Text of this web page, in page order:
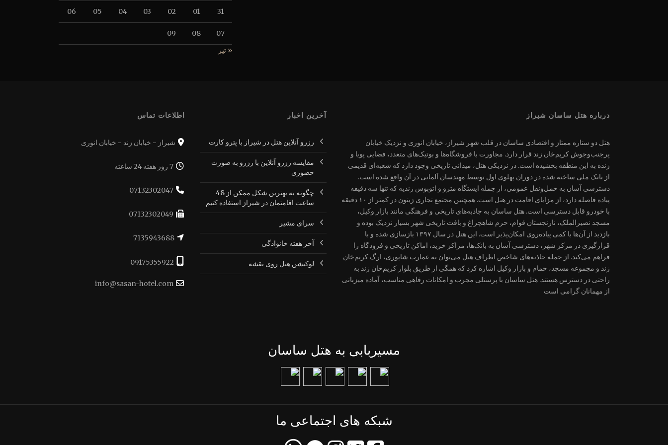
31
01
02
03
04
05
06
07
08
09
« تیر
اطلاعات تماس
شیراز - خیابان زند - خیابان انوری
آخرین اخبار
رزرو آنلاین هتل در شیراز با پترو کارت
مقایسه رزرو آنلاین با رزرو به صورت
حضوری
چگونه به بهترین شکل ممکن از 48
ساعت اقامتمان در شیراز استفاده کنیم
سرای مشیر
آخر هفته خانوادگی
لوکیشن هتل روی نقشه
درباره هتل ساسان شیراز
هتل دو ستاره ممتاز و اقتصادی ساسان در قلب شهر شیراز، خیابان انوری و نزدیک خیابان
پرجنب‌وجوش کریم‌خان زند قرار دارد. مجاورت با فروشگاه‌ها و بوتیک‌های متعدد، فضایی پویا و
زنده به این منطقه بخشیده است. در نزدیکی هتل، میدانی تاریخی وجود دارد که شعبه‌ای قدیمی
از بانک ملی ساخته شده در دوران پهلوی اول توسط مهندسان آلمانی در آن واقع شده است.
دسترسی آسان به حمل‌ونقل عمومی، از جمله ایستگاه مترو و اتوبوس زندیه که تنها سه دقیقه
پیاده فاصله دارد، از مزایای اقامت در هتل است. همچنین مجتمع تجاری زیتون در کمتر از ۱۰ دقیقه
با خودرو قابل دسترسی است. هتل ساسان به جاذبه‌های تاریخی و فرهنگی مانند بازار وکیل،
مسجد نصیرالملک، نارنجستان قوام، حرم شاهچراغ و بافت تاریخی شهر بسیار نزدیک بوده و
بازدید از آن‌ها با کمی پیاده‌روی امکان‌پذیر است. این هتل در سال ۱۳۹۷ بازسازی شده و با
قرارگیری در مرکز شهر، دسترسی آسان به بانک‌ها، مراکز خرید، اماکن تاریخی و فرودگاه را
فراهم می‌کند. از جمله جاذبه‌های شاخص اطراف هتل می‌توان به عمارت شاپوری، ارگ کریم‌خان
زند و مجموعه مسجد، حمام و بازار وکیل اشاره کرد که همگی از طریق بلوار کریم‌خان زند به
راحتی در دسترس هستند. هتل ساسان با پرسنلی مجرب و امکانات رفاهی مناسب، آماده میزبانی
از مهمانان گرامی است
مسیربابی به هتل ساسان
شبکه های اجتماعی ما